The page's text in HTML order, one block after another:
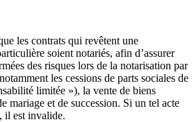
les contrats qui revêtent une
soient notariés, afin d’assurer
des risques lors de la notarisation par
les cessions de parts sociales de
limitée »), la vente de biens
mariage et de succession. Si un tel acte
il est invalide.